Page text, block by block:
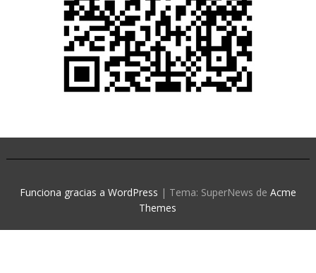
Funciona gracias a WordPress | Tema: SuperNews de Acme
Themes